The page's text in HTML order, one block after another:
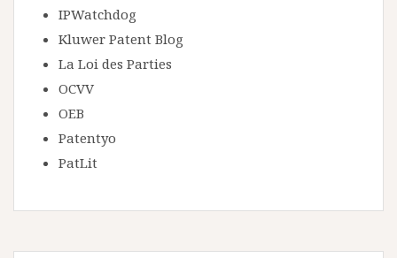
IPWatchdog
Kluwer Patent Blog
La Loi des Parties
OCVV
OEB
Patentyo
PatLit